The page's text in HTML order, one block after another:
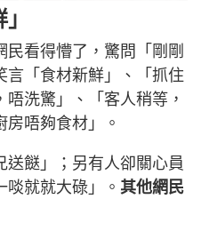
看得懵了，驚問「剛剛
言「食材新鮮」、「抓住
洗驚」、「客人稍等，
唔夠食材」。
送餸」；另有人卻關心員
就就大碌」。 其他網民